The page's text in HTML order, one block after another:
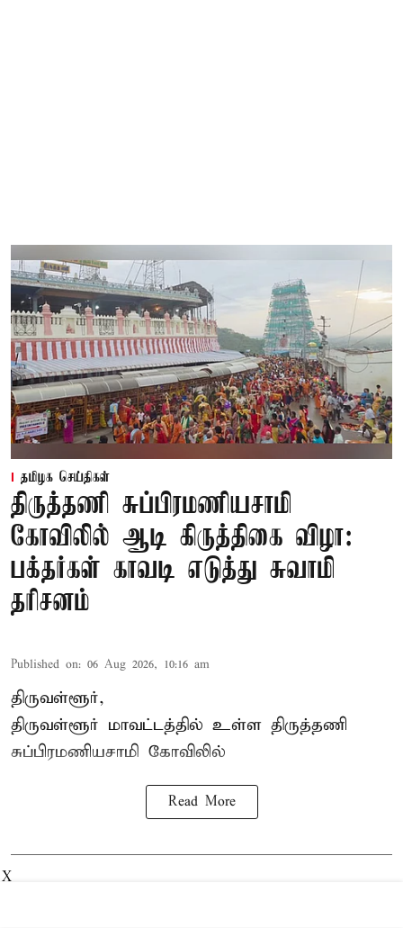
தமிழக செய்திகள்
திருத்தணி சுப்பிரமணியசாமி
கோவிலில் ஆடி கிருத்திகை விழா:
பக்தர்கள் காவடி எடுத்து சுவாமி
தரிசனம்
Published on: 06 Aug 2026, 10:16 am
திருவள்ளூர்,
திருவள்ளூர் மாவட்டத்தில் உள்ள திருத்தணி
சுப்பிரமணியசாமி கோவிலில்
Read More
X